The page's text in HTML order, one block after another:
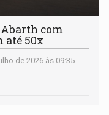
Abarth com
até 50x
de 2026 às 09:35